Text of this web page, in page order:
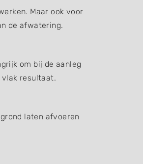
Maar ook voor
de afwatering.
om bij de aanleg
vlak resultaat.
laten afvoeren